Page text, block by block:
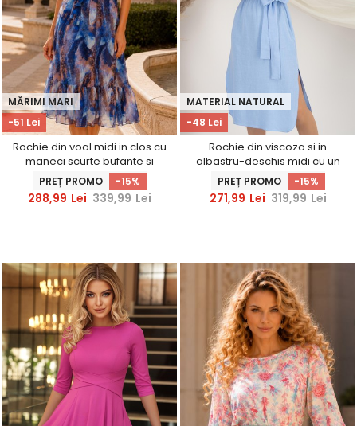
-51 Lei
MĂRIMI MARI
Rochie din voal midi in clos cu
maneci scurte bufante si
cordon detasabil -
StarShinerS
PREȚ PROMO -15%
288,99 Lei 339,99 Lei
-48 Lei
MATERIAL NATURAL
Rochie din viscoza si in
albastru-deschis midi cu un
croi drept si elastic in talie -
StarShinerS
PREȚ PROMO -15%
271,99 Lei 319,99 Lei